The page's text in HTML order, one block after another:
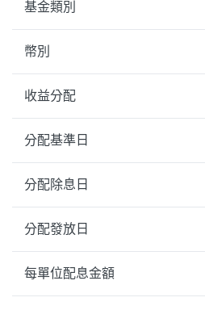
基金類別
幣別
收益分配
分配基準日
分配除息日
分配發放日
每單位配息金額